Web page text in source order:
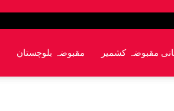
مقبوضہ بلوچستان مقبوضہ کشمیر